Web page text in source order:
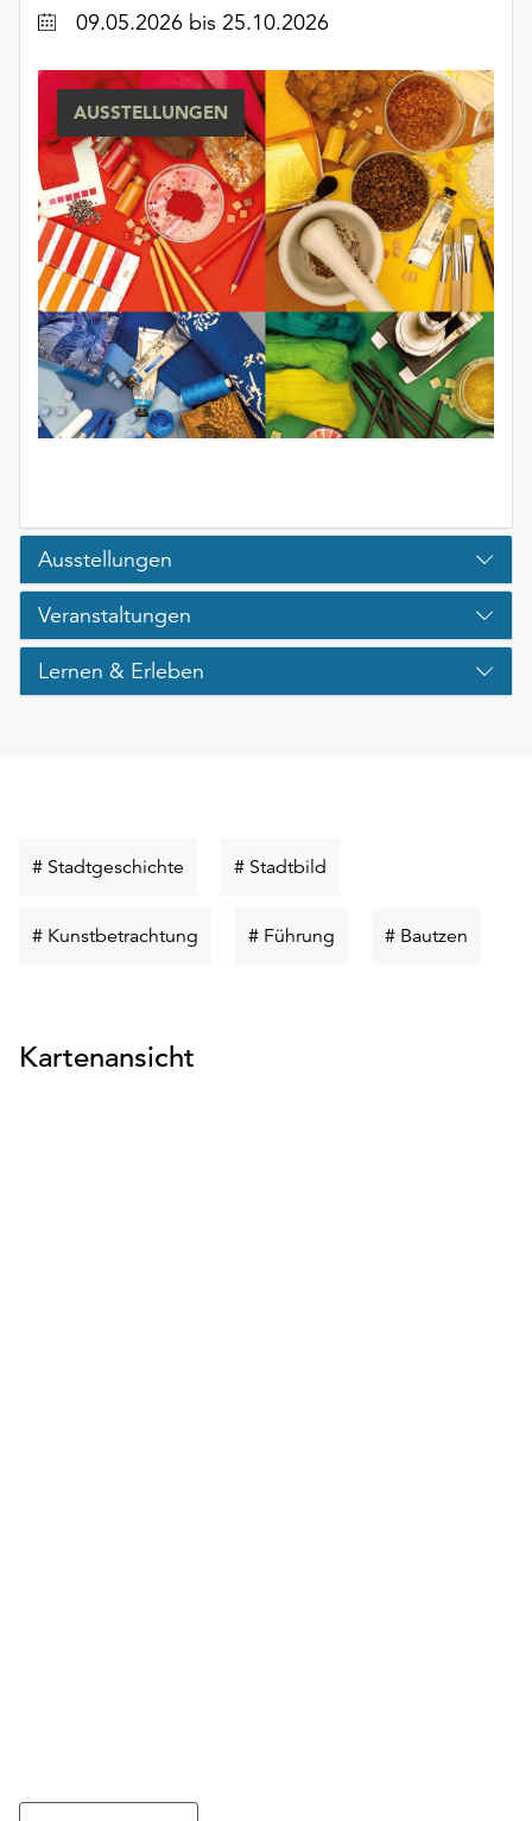
Datum09.05.2026 bis 25.10.2026
AUSSTELLUNGEN
Ausstellungen
Veranstaltungen
Lernen & Erleben
# Stadtgeschichte Schlüsselwort
# Stadtbild
# Kunstbetrachtung Schlüsselwort
# Führung Schlüsselwort
# Bautzen
Kartenansicht